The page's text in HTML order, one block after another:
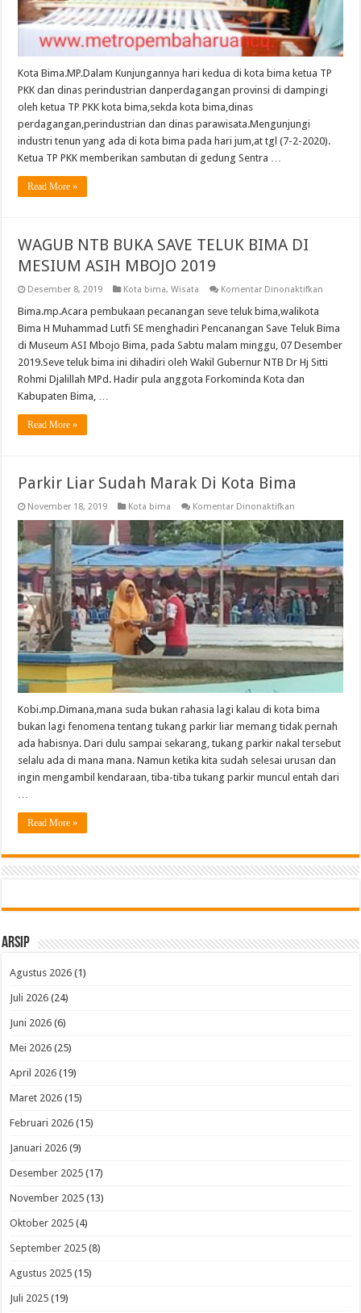
Kota Bima.MP.Dalam Kunjungannya hari kedua di kota bima ketua TP
PKK dan dinas perindustrian danperdagangan provinsi di dampingi
oleh ketua TP PKK kota bima,sekda kota bima,dinas
perdagangan,perindustrian dan dinas parawisata.Mengunjungi
industri tenun yang ada di kota bima pada hari jum,at tgl (7-2-2020).
Ketua TP PKK memberikan sambutan di gedung Sentra …
Read More »
WAGUB NTB BUKA SAVE TELUK BIMA DI
MESIUM ASIH MBOJO 2019
Desember 8, 2019 Kota bima,Wisata Komentar Dinonaktifkan
SAVE
TELUK
BIMA
DI
Bima.mp.Acara pembukaan pecanangan seve teluk bima,walikota
Bima H Muhammad Lutfi SE menghadiri Pencanangan Save Teluk Bima
di Museum ASI Mbojo Bima, pada Sabtu malam minggu, 07 Desember
2019.Seve teluk bima ini dihadiri oleh Wakil Gubernur NTB Dr Hj Sitti
Rohmi Djalillah MPd. Hadir pula anggota Forkominda Kota dan
Kabupaten Bima, …
Read More »
Parkir Liar Sudah Marak Di Kota Bima
November 18, 2019 Kota bima Komentar Dinonaktifkan
Liar
Sudah
Marak
Kota
Bima
Kobi.mp.Dimana,mana suda bukan rahasia lagi kalau di kota bima
bukan lagi fenomena tentang tukang parkir liar memang tidak pernah
ada habisnya. Dari dulu sampai sekarang, tukang parkir nakal tersebut
selalu ada di mana mana. Namun ketika kita sudah selesai urusan dan
ingin mengambil kendaraan, tiba-tiba tukang parkir muncul entah dari
…
Read More »
Arsip
Agustus 2026 (1)
Juli 2026 (24)
Juni 2026 (6)
Mei 2026 (25)
April 2026 (19)
Maret 2026 (15)
Februari 2026 (15)
Januari 2026 (9)
Desember 2025 (17)
November 2025 (13)
Oktober 2025 (4)
September 2025 (8)
Agustus 2025 (15)
Juli 2025 (19)